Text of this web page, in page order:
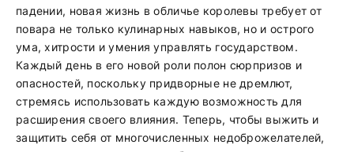
падении, новая жизнь в обличье королевы требует от
повара не только кулинарных навыков, но и острого
ума, хитрости и умения управлять государством.
Каждый день в его новой роли полон сюрпризов и
опасностей, поскольку придворные не дремлют,
стремясь использовать каждую возможность для
расширения своего влияния. Теперь, чтобы выжить и
защитить себя от многочисленных недоброжелателей,